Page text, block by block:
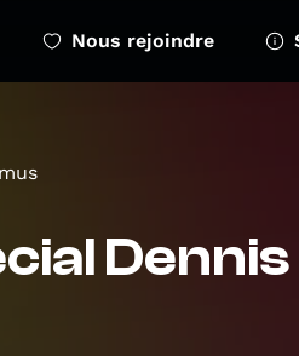
Nous rejoindre